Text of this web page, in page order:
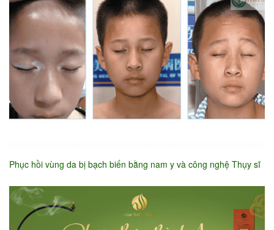
Phục hồi vùng da bị bạch biến bằng nam y và công nghệ Thụy sĩ